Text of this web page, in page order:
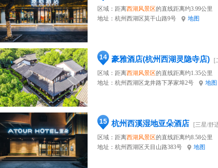
区域：距离西湖风景区的直线距离约3.99公里
地址： 杭州西湖区莫干山路9号 地图
14 豪雅酒店(杭州西湖灵隐寺店)
[
区域：距离西湖风景区的直线距离约1.35公里
地址： 杭州西湖区龙井路下茅家埠2号 地图
15 杭州西溪湿地亚朵酒店
[三星/舒
区域：距离西湖风景区的直线距离约8.58公里
地址： 杭州西湖区天目山路383号 地图